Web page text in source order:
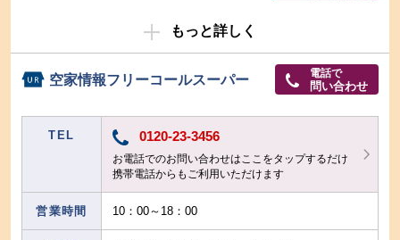
もっと詳しく
空家情報フリーコールスーパー 電話で
問い合わせ
TEL 0120-23-3456
お電話でのお問い合わせはここをタップするだけ
携帯電話からもご利用いただけます
営業時間 10：00～18：00